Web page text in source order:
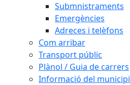
Submnistraments
Emergències
Adreces i telèfons
Com arribar
Transport públic
Plànol / Guia de carrers
Informació del municipi